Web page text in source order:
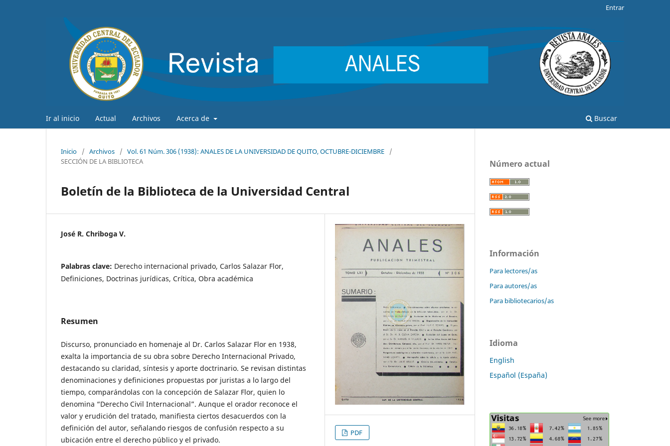
Ir al inicio Actual Archivos Acerca de Buscar
Entrar
Inicio / Archivos / Vol. 61 Núm. 306 (1938): ANALES DE LA UNIVERSIDAD DE QUITO, OCTUBRE-DICIEMBRE
/
SECCIÓN DE LA BIBLIOTECA
Boletín de la Biblioteca de la Universidad Central
José R. Chriboga V.
Palabras clave: Derecho internacional privado, Carlos Salazar Flor,
Definiciones, Doctrinas jurídicas, Crítica, Obra académica
Resumen
Discurso, pronunciado en homenaje al Dr. Carlos Salazar Flor en 1938,
exalta la importancia de su obra sobre Derecho Internacional Privado,
destacando su claridad, síntesis y aporte doctrinario. Se revisan distintas
denominaciones y definiciones propuestas por juristas a lo largo del
tiempo, comparándolas con la concepción de Salazar Flor, quien lo
denomina “Derecho Civil Internacional”. Aunque el orador reconoce el
valor y erudición del tratado, manifiesta ciertos desacuerdos con la
definición del autor, señalando riesgos de confusión respecto a su
ubicación entre el derecho público y el privado.
PDF
Número actual
Información
Para lectores/as
Para autores/as
Para bibliotecarios/as
Idioma
English
Español (España)